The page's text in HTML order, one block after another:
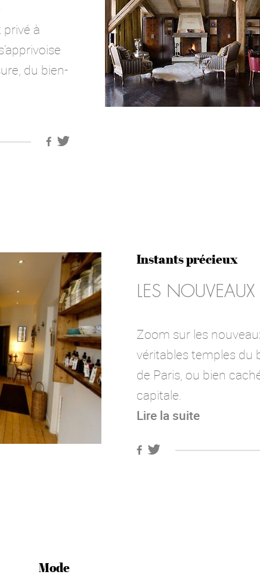
à
du bien-
Instants précieux
LES NOUVEAUX
Zoom sur les
véritables temples
de Paris, ou bien
capitale.
Lire la suite
Mode